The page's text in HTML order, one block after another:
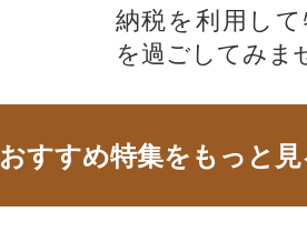
納税を利用し
を過ごしてみま
おすすめ特集をもっと